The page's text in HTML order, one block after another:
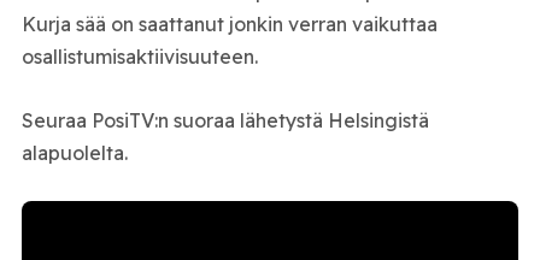
Kurja sää on saattanut jonkin verran vaikuttaa
osallistumisaktiivisuuteen.
Seuraa PosiTV:n suoraa lähetystä Helsingistä
alapuolelta.